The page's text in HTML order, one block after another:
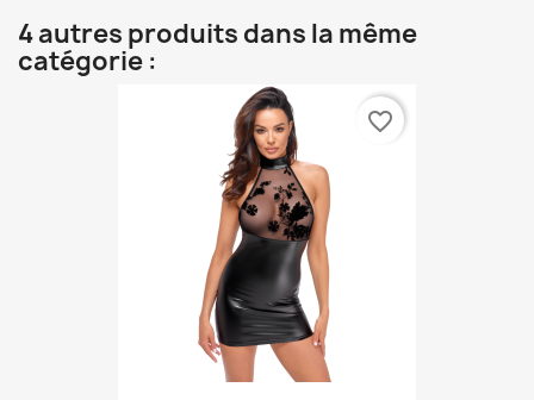
4 autres produits dans la même
catégorie :
favorite_border